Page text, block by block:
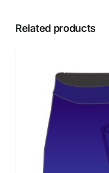
Related products